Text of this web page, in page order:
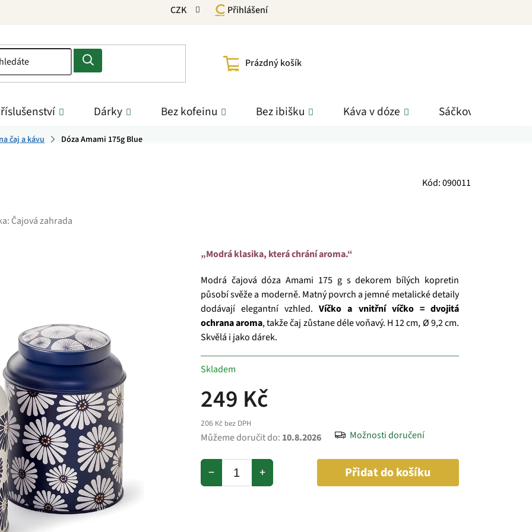
CZK Přihlášení
NÁKUPNÍ
Prázdný košík
Dárky Bez kofeinu Bez ibišku Káva v dóze Sáčkové čaje
čaj a kávu Dóza Amami 175g Blue
Kód:090011
Čajová zahrada
249 Kč
206 Kč bez DPH
Skladem
Můžeme doručit do: 10.8.2026 Možnosti doručení
+
− Přidat do košíku
„Modrá klasika, která chrání aroma.“
Modrá čajová dóza Amami 175 g s dekorem bílých kopretin
působí svěže a moderně. Matný povrch a jemné metalické detaily
dodávají elegantní vzhled.Víčko a vnitřní víčko = dvojitá
ochrana aroma, takže čaj zůstane déle voňavý. H 12 cm, Ø 9,2 cm.
Skvělá i jako dárek.